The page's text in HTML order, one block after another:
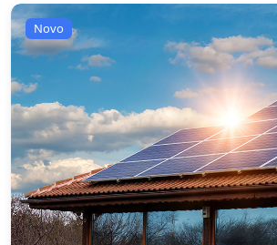
Novo